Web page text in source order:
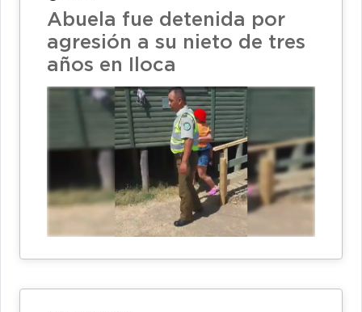
Abuela fue detenida por
agresión a su nieto de tres
años en Iloca